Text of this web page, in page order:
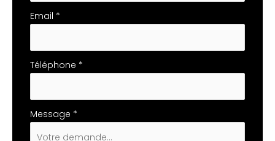
Email *
Téléphone *
Message *